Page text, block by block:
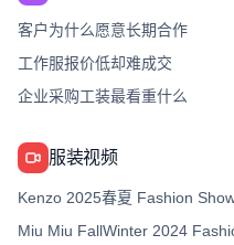
客户为什么愿意长期合作
工作服报价低却难成交
企业采购工装最看重什么
服装视频
Kenzo 2025春夏 Fashion
Miu Miu FallWinter 2024